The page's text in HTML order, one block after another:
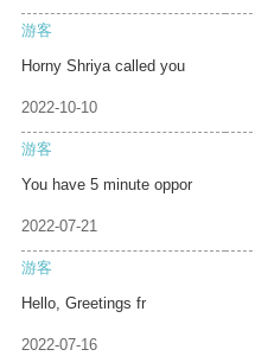
游客
Horny Shriya called you
2022-10-10
游客
You have 5 minute oppor
2022-07-21
游客
Hello, Greetings fr
2022-07-16